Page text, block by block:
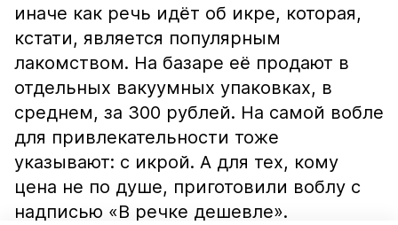
иначе как речь идёт об икре, которая,
кстати, является популярным
лакомством. На базаре её продают в
отдельных вакуумных упаковках, в
среднем, за 300 рублей. На самой вобле
для привлекательности тоже
указывают: с икрой. А для тех, кому
цена не по душе, приготовили воблу с
надписью «В речке дешевле».